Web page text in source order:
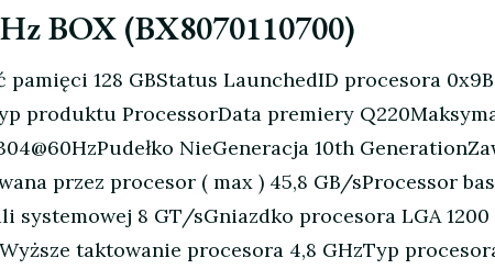
BOX (BX8070110700)
pamięci 128 GBStatus LaunchedID procesora
produktu ProcessorData premiery
NieGeneracja 10th
przez procesor ( max ) 45,8 GB/sProcessor
8 GT/sGniazdko procesora LGA
taktowanie procesora 4,8 GHzTyp